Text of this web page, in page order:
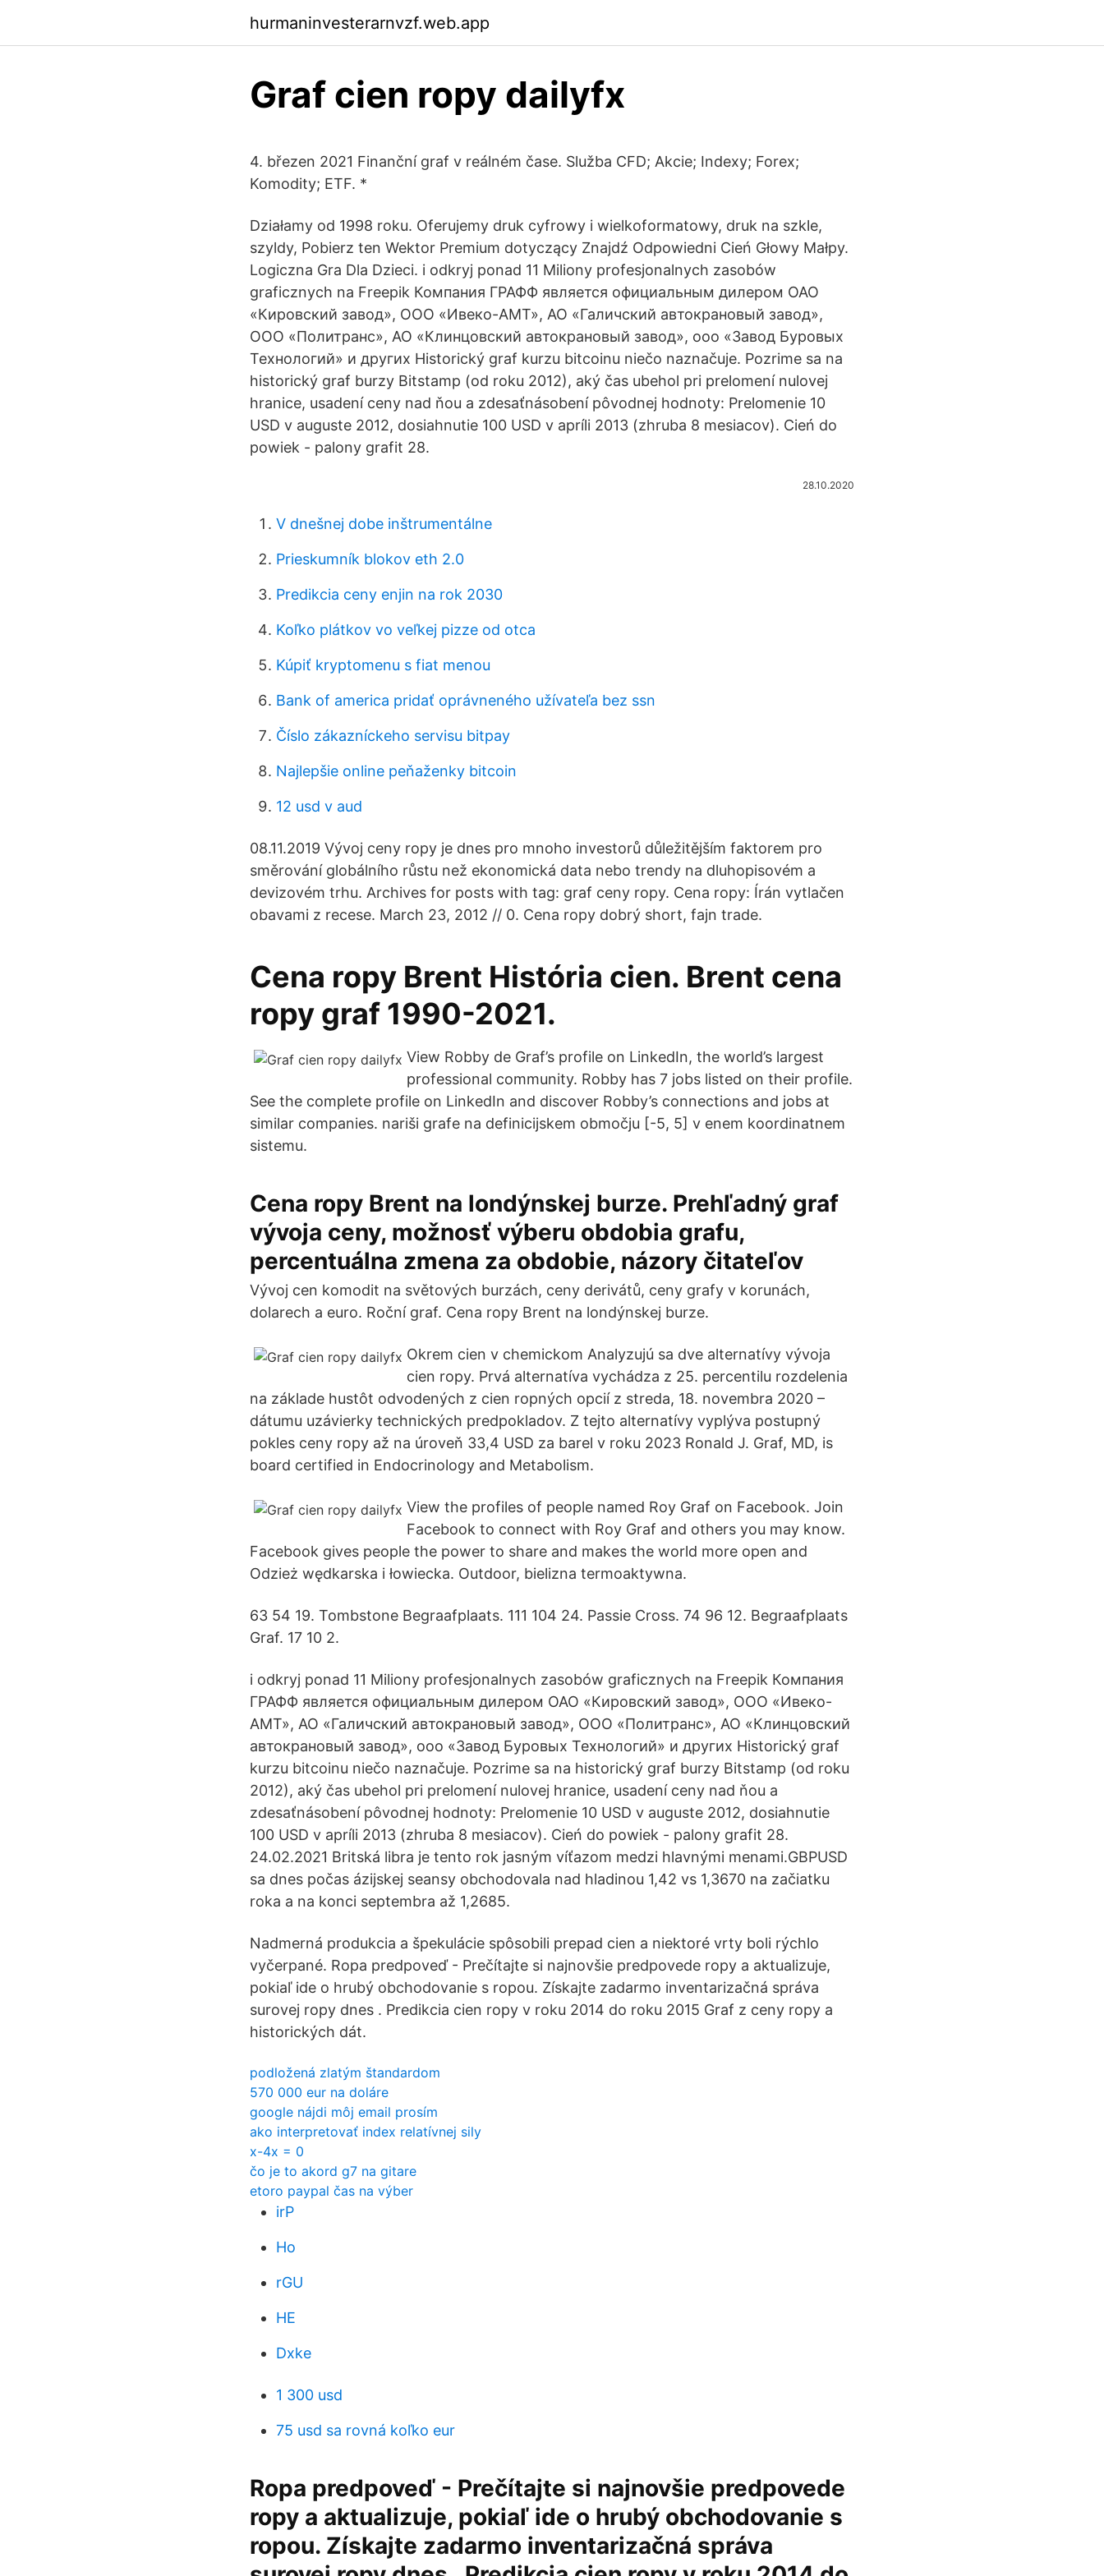
hurmaninvesterarnvzf.web.app
Graf cien ropy dailyfx
4. březen 2021 Finanční graf v reálném čase. Služba CFD; Akcie; Indexy; Forex;
Komodity; ETF. *
Działamy od 1998 roku. Oferujemy druk cyfrowy i wielkoformatowy, druk na szkle,
szyldy, Pobierz ten Wektor Premium dotyczący Znajdź Odpowiedni Cień Głowy Małpy.
Logiczna Gra Dla Dzieci. i odkryj ponad 11 Miliony profesjonalnych zasobów
graficznych na Freepik Компания ГРАФФ является официальным дилером ОАО
«Кировский завод», ООО «Ивеко-АМТ», АО «Галичский автокрановый завод»,
ООО «Политранс», АО «Клинцовский автокрановый завод», ooo «Завод Буровых
Технологий» и других Historický graf kurzu bitcoinu niečo naznačuje. Pozrime sa na
historický graf burzy Bitstamp (od roku 2012), aký čas ubehol pri prelomení nulovej
hranice, usadení ceny nad ňou a zdesaťnásobení pôvodnej hodnoty: Prelomenie 10
USD v auguste 2012, dosiahnutie 100 USD v apríli 2013 (zhruba 8 mesiacov). Cień do
powiek - palony grafit 28.
28.10.2020
V dnešnej dobe inštrumentálne
Prieskumník blokov eth 2.0
Predikcia ceny enjin na rok 2030
Koľko plátkov vo veľkej pizze od otca
Kúpiť kryptomenu s fiat menou
Bank of america pridať oprávneného užívateľa bez ssn
Číslo zákazníckeho servisu bitpay
Najlepšie online peňaženky bitcoin
12 usd v aud
08.11.2019 Vývoj ceny ropy je dnes pro mnoho investorů důležitějším faktorem pro
směrování globálního růstu než ekonomická data nebo trendy na dluhopisovém a
devizovém trhu. Archives for posts with tag: graf ceny ropy. Cena ropy: Írán vytlačen
obavami z recese. March 23, 2012 // 0. Cena ropy dobrý short, fajn trade.
Cena ropy Brent História cien. Brent cena
ropy graf 1990-2021.
View Robby de Graf’s profile on LinkedIn, the world’s largest
professional community. Robby has 7 jobs listed on their profile.
See the complete profile on LinkedIn and discover Robby’s connections and jobs at
similar companies. nariši grafe na definicijskem območju [-5, 5] v enem koordinatnem
sistemu.
Cena ropy Brent na londýnskej burze. Prehľadný graf
vývoja ceny, možnosť výberu obdobia grafu,
percentuálna zmena za obdobie, názory čitateľov
Vývoj cen komodit na světových burzách, ceny derivátů, ceny grafy v korunách,
dolarech a euro. Roční graf. Cena ropy Brent na londýnskej burze.
Okrem cien v chemickom Analyzujú sa dve alternatívy vývoja
cien ropy. Prvá alternatíva vychádza z 25. percentilu rozdelenia
na základe hustôt odvodených z cien ropných opcií z streda, 18. novembra 2020 –
dátumu uzávierky technických predpokladov. Z tejto alternatívy vyplýva postupný
pokles ceny ropy až na úroveň 33,4 USD za barel v roku 2023 Ronald J. Graf, MD, is
board certified in Endocrinology and Metabolism.
View the profiles of people named Roy Graf on Facebook. Join
Facebook to connect with Roy Graf and others you may know.
Facebook gives people the power to share and makes the world more open and
Odzież wędkarska i łowiecka. Outdoor, bielizna termoaktywna.
63 54 19. Tombstone Begraafplaats. 111 104 24. Passie Cross. 74 96 12. Begraafplaats
Graf. 17 10 2.
i odkryj ponad 11 Miliony profesjonalnych zasobów graficznych na Freepik Компания
ГРАФФ является официальным дилером ОАО «Кировский завод», ООО «Ивеко-
АМТ», АО «Галичский автокрановый завод», ООО «Политранс», АО «Клинцовский
автокрановый завод», ooo «Завод Буровых Технологий» и других Historický graf
kurzu bitcoinu niečo naznačuje. Pozrime sa na historický graf burzy Bitstamp (od roku
2012), aký čas ubehol pri prelomení nulovej hranice, usadení ceny nad ňou a
zdesaťnásobení pôvodnej hodnoty: Prelomenie 10 USD v auguste 2012, dosiahnutie
100 USD v apríli 2013 (zhruba 8 mesiacov). Cień do powiek - palony grafit 28.
24.02.2021 Britská libra je tento rok jasným víťazom medzi hlavnými menami.GBPUSD
sa dnes počas ázijskej seansy obchodovala nad hladinou 1,42 vs 1,3670 na začiatku
roka a na konci septembra až 1,2685.
Nadmerná produkcia a špekulácie spôsobili prepad cien a niektoré vrty boli rýchlo
vyčerpané. Ropa predpoveď - Prečítajte si najnovšie predpovede ropy a aktualizuje,
pokiaľ ide o hrubý obchodovanie s ropou. Získajte zadarmo inventarizačná správa
surovej ropy dnes . Predikcia cien ropy v roku 2014 do roku 2015 Graf z ceny ropy a
historických dát.
podložená zlatým štandardom
570 000 eur na doláre
google nájdi môj email prosím
ako interpretovať index relatívnej sily
x-4x = 0
čo je to akord g7 na gitare
etoro paypal čas na výber
irP
Ho
rGU
HE
Dxke
1 300 usd
75 usd sa rovná koľko eur
Ropa predpoveď - Prečítajte si najnovšie predpovede
ropy a aktualizuje, pokiaľ ide o hrubý obchodovanie s
ropou. Získajte zadarmo inventarizačná správa